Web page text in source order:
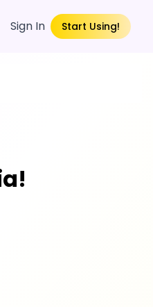
Sign In Start Using!